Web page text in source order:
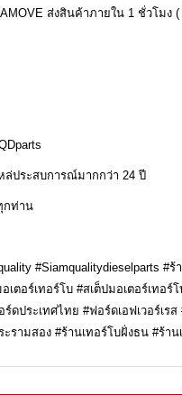
ส่งสินค้าภายใน 1 ชั่วโมง
ประสบการณ์มากกว่า 24 ปี
กท่าน
#Siamqualitydieselparts #
เตอร์เทอร์โบ #สเต็ปมอเตอร์เทอร์
ดประเทศไทย #ฟอร์ดเอฟเวอร์เร
รามสอง #ร้านเทอร์โบฝั่งธน #ร้า